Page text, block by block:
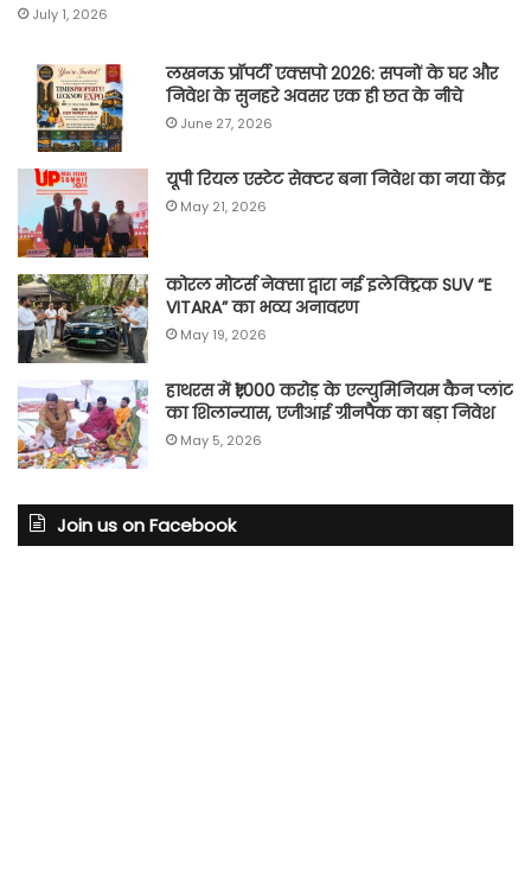
July 1, 2026
लखनऊ प्रॉपर्टी एक्सपो 2026: सपनों के घर और
निवेश के सुनहरे अवसर एक ही छत के नीचे
June 27, 2026
यूपी रियल एस्टेट सेक्टर बना निवेश का नया केंद्र
May 21, 2026
कोरल मोटर्स नेक्सा द्वारा नई इलेक्ट्रिक SUV “E
VITARA” का भव्य अनावरण
May 19, 2026
हाथरस में ₹1,000 करोड़ के एल्युमिनियम कैन प्लांट
का शिलान्यास, एजीआई ग्रीनपैक का बड़ा निवेश
May 5, 2026
Join us on Facebook